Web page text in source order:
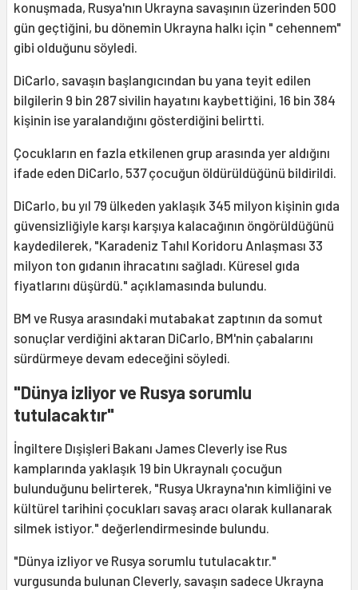
konuşmada, Rusya'nın Ukrayna savaşının üzerinden 500
gün geçtiğini, bu dönemin Ukrayna halkı için " cehennem"
gibi olduğunu söyledi.
DiCarlo, savaşın başlangıcından bu yana teyit edilen
bilgilerin 9 bin 287 sivilin hayatını kaybettiğini, 16 bin 384
kişinin ise yaralandığını gösterdiğini belirtti.
Çocukların en fazla etkilenen grup arasında yer aldığını
ifade eden DiCarlo, 537 çocuğun öldürüldüğünü bildirildi.
DiCarlo, bu yıl 79 ülkeden yaklaşık 345 milyon kişinin gıda
güvensizliğiyle karşı karşıya kalacağının öngörüldüğünü
kaydedilerek, "Karadeniz Tahıl Koridoru Anlaşması 33
milyon ton gıdanın ihracatını sağladı. Küresel gıda
fiyatlarını düşürdü." açıklamasında bulundu.
BM ve Rusya arasındaki mutabakat zaptının da somut
sonuçlar verdiğini aktaran DiCarlo, BM'nin çabalarını
sürdürmeye devam edeceğini söyledi.
"Dünya izliyor ve Rusya sorumlu
tutulacaktır"
İngiltere Dışişleri Bakanı James Cleverly ise Rus
kamplarında yaklaşık 19 bin Ukraynalı çocuğun
bulunduğunu belirterek, "Rusya Ukrayna'nın kimliğini ve
kültürel tarihini çocukları savaş aracı olarak kullanarak
silmek istiyor." değerlendirmesinde bulundu.
"Dünya izliyor ve Rusya sorumlu tutulacaktır."
vurgusunda bulunan Cleverly, savaşın sadece Ukrayna